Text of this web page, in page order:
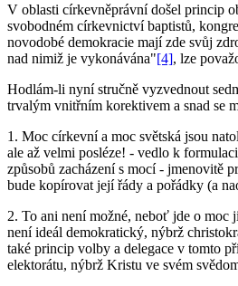
V oblasti církevněprávní došel princip
svobodném církevnictví baptistů,
novodobé demokracie mají zde svůj
nad nimiž je vykonávána"[4], lze
Hodlám-li nyní stručně vyzvednout
trvalým vnitřním korektivem a snad se
1. Moc církevní a moc světská jsou
ale až velmi posléze! - vedlo k
způsobů zacházení s mocí - jmenovitě
bude kopírovat její řády a pořádky (a
2. To ani není možné, neboť jde o
není ideál demokratický, nýbrž
také princip volby a delegace v tomto
elektorátu, nýbrž Kristu ve svém